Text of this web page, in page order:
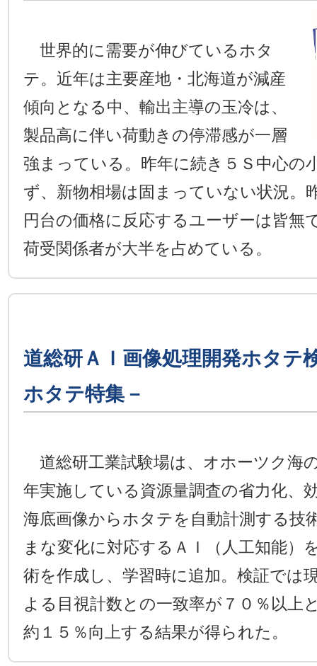
世界的に需要が伸びているホタ
テ。近年は主要産地・北海道が減産
傾向となる中、輸出主導の玉冷は、
製品高に伴い荷動きの停滞感が一層
強まっている。昨年に続き５Ｓ中心の
ず、新物相場は固まっていない状況。
円台の価格に反応するユーザーは皆無
荷受関係者が大半を占めている。
道総研ＡＩ画像処理開発ホタテ
ホタテ特集－
道総研工業試験場は、オホーツク海
年実施している資源量調査の省力化、
海底画像からホタテを自動計測する技
まな変化に対応するＡＩ（人工知能）
術を作成し、学習時に追加。検証では
よる目視計数との一致率が７０％以上
約１５％向上する結果が得られた。